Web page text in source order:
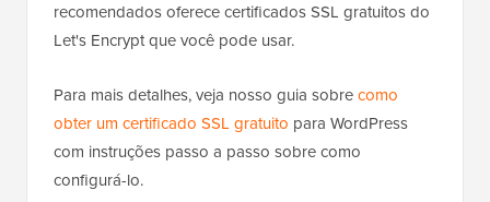
recomendados oferece certificados SSL gratuitos do
Let's Encrypt que você pode usar.
Para mais detalhes, veja nosso guia sobrecomo
obter um certificado SSL gratuito para WordPress
com instruções passo a passo sobre como
configurá-lo.